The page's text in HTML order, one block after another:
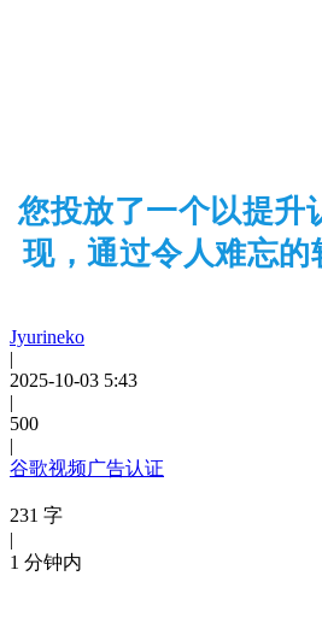
您投放了一个以提升
现，通过令人难忘
Jyurineko
|
2025-10-03 5:43
|
500
|
谷歌视频广告认证
231 字
|
1 分钟内